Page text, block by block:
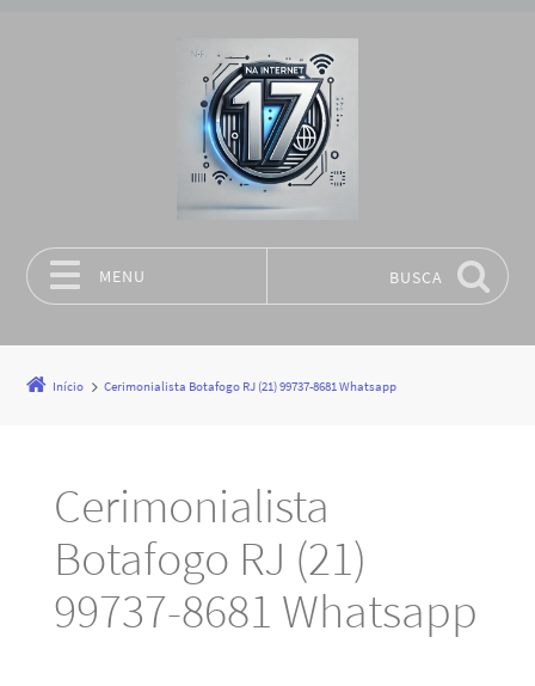
MENU BUSCA
Início Cerimonialista Botafogo RJ (21) 99737-8681 Whatsapp
Cerimonialista
Botafogo RJ (21)
99737-8681 Whatsapp